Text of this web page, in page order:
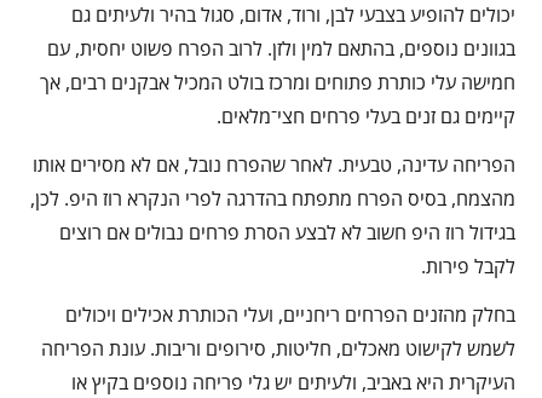
יכולים להופיע בצבעי לבן, ורוד, אדום, סגול בהיר ולעיתים גם
בגוונים נוספים, בהתאם למין ולזן. לרוב הפרח פשוט יחסית, עם
חמישה עלי כותרת פתוחים ומרכז בולט המכיל אבקנים רבים, אך
קיימים גם זנים בעלי פרחים חצי־מלאים.
הפריחה עדינה, טבעית. לאחר שהפרח נובל, אם לא מסירים אותו
מהצמח, בסיס הפרח מתפתח בהדרגה לפרי הנקרא רוז היפ. לכן,
בגידול רוז היפ חשוב לא לבצע הסרת פרחים נבולים אם רוצים
לקבל פירות.
בחלק מהזנים הפרחים ריחניים, ועלי הכותרת אכילים ויכולים
לשמש לקישוט מאכלים, חליטות, סירופים וריבות. עונת הפריחה
העיקרית היא באביב, ולעיתים יש גלי פריחה נוספים בקיץ או